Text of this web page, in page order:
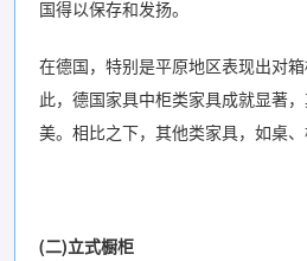
国得以保存和发扬。
在德国，特别是平原地区表现出对
此，德国家具中柜类家具成就显著
美。相比之下，其他类家具，如桌、
(二)立式橱柜